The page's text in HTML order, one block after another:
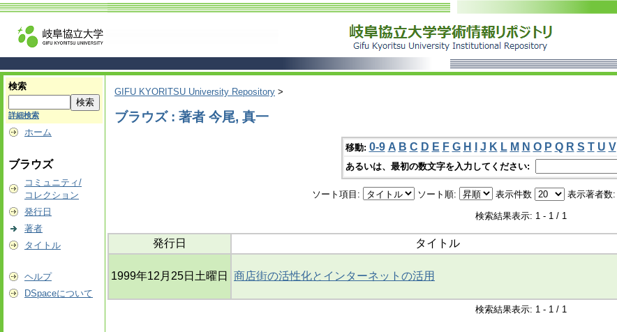
検索
詳細検索
ホーム
ブラウズ
コミュニティ/
コレクション
発行日
著者
タイトル
ヘルプ
DSpaceについて
GIFU KYORITSU University Repository >
ブラウズ : 著者 今尾, 真一
移動: 0-9 A B C D E F G H J K L M N O P Q R S T U V
あるいは、最初の数文字を入力してください:
ソート項目: ソート順: 表示件数 表示著者数:
検索結果表示: 1 - 1 / 1
発行日 タイトル
1999年12月25日土曜日 商店街の活性化とインターネットの活用
検索結果表示: 1 - 1 / 1